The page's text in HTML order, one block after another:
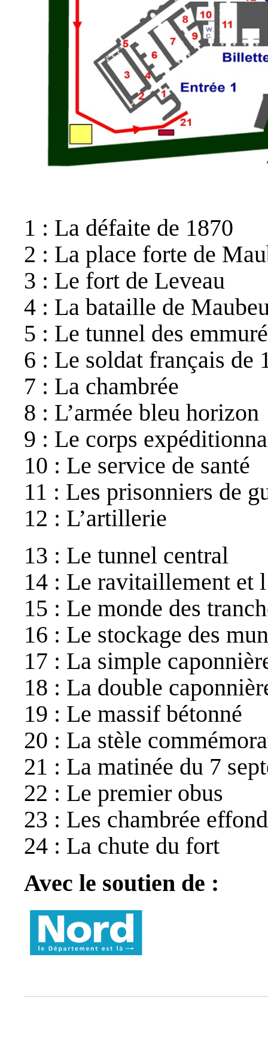
1 : La défaite de 1870
2 : La place forte de
3 : Le fort de Leveau
4 : La bataille de
5 : Le tunnel des
6 : Le soldat français de
7 : La chambrée
8 : L’armée bleu horizon
9 : Le corps
10 : Le service de santé
11 : Les prisonniers de
12 : L’artillerie
13 : Le tunnel central
14 : Le ravitaillement et
15 : Le monde des
16 : Le stockage des
17 : La simple
18 : La double
19 : Le massif bétonné
20 : La stèle
21 : La matinée du 7
22 : Le premier obus
23 : Les chambrée
24 : La chute du fort
Avec le soutien de :